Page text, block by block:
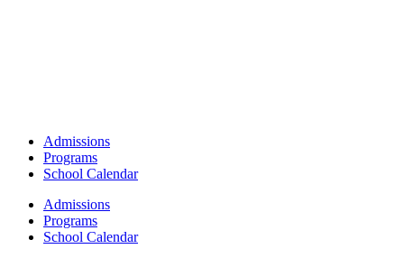
Admissions
Programs
School Calendar
Admissions
Programs
School Calendar